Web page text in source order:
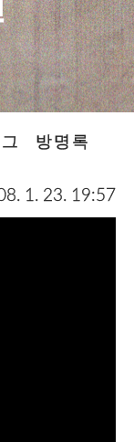
방명록
1. 23. 19:57